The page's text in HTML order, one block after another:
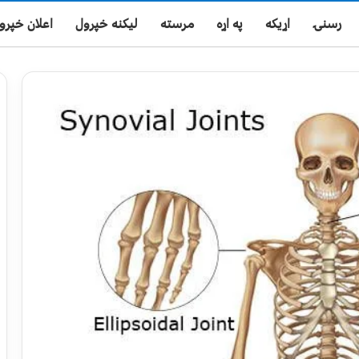
رسنۍ اړیکه په اړه مرسته لیکنه خپرول اعلان